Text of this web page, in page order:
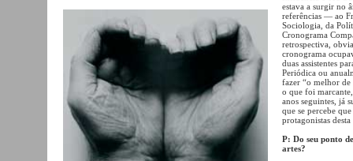
estava a surgir no
referências — ao
Sociologia, da
Cronograma
retrospectiva,
cronograma
duas assistentes
Periódica ou
fazer “o melhor de
o que foi
anos seguintes, já
que se percebe
protagonistas desta
P: Do seu ponto
artes?